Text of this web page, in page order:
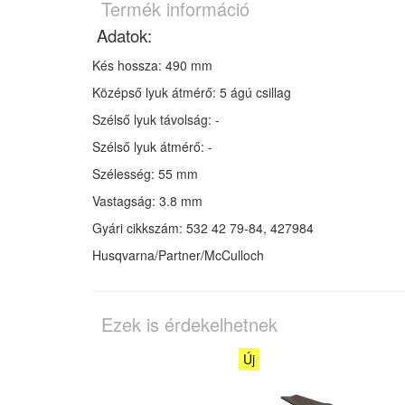
Termék információ
Adatok:
Kés hossza: 490 mm
Középső lyuk átmérő: 5 ágú csillag
Szélső lyuk távolság: -
Szélső lyuk átmérő: -
Szélesség: 55 mm
Vastagság: 3.8 mm
Gyári cikkszám: 532 42 79-84, 427984
Husqvarna/Partner/McCulloch
Ezek is érdekelhetnek
Új